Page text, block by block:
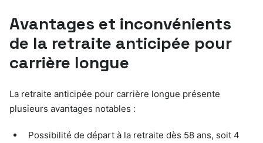
Avantages et inconvénients
de la retraite anticipée pour
carrière longue
La retraite anticipée pour carrière longue présente
plusieurs avantages notables :
Possibilité de départ à la retraite dès 58 ans, soit 4